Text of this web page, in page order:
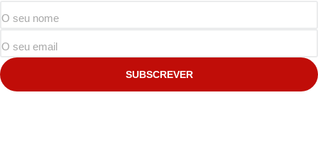
SUBSCREVER